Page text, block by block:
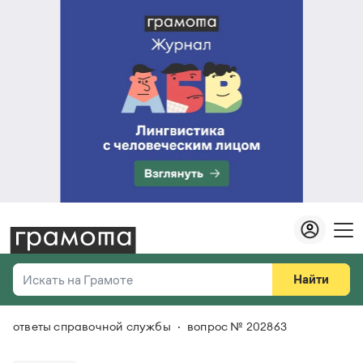
Искать на Грамоте
Справочная служба
Найти
Везде
ответы справочной службы вопрос № 202863